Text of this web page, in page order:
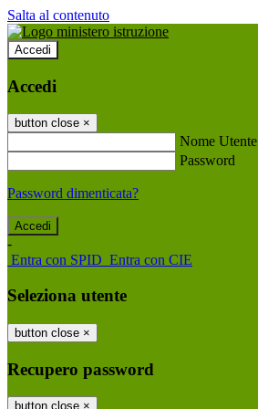
Salta al contenuto
Accedi
Accedi
button close ×
Nome Utente
Password
Password dimenticata?
-
Entra con SPID Entra con CIE
Seleziona utente
button close ×
Recupero password
button close ×